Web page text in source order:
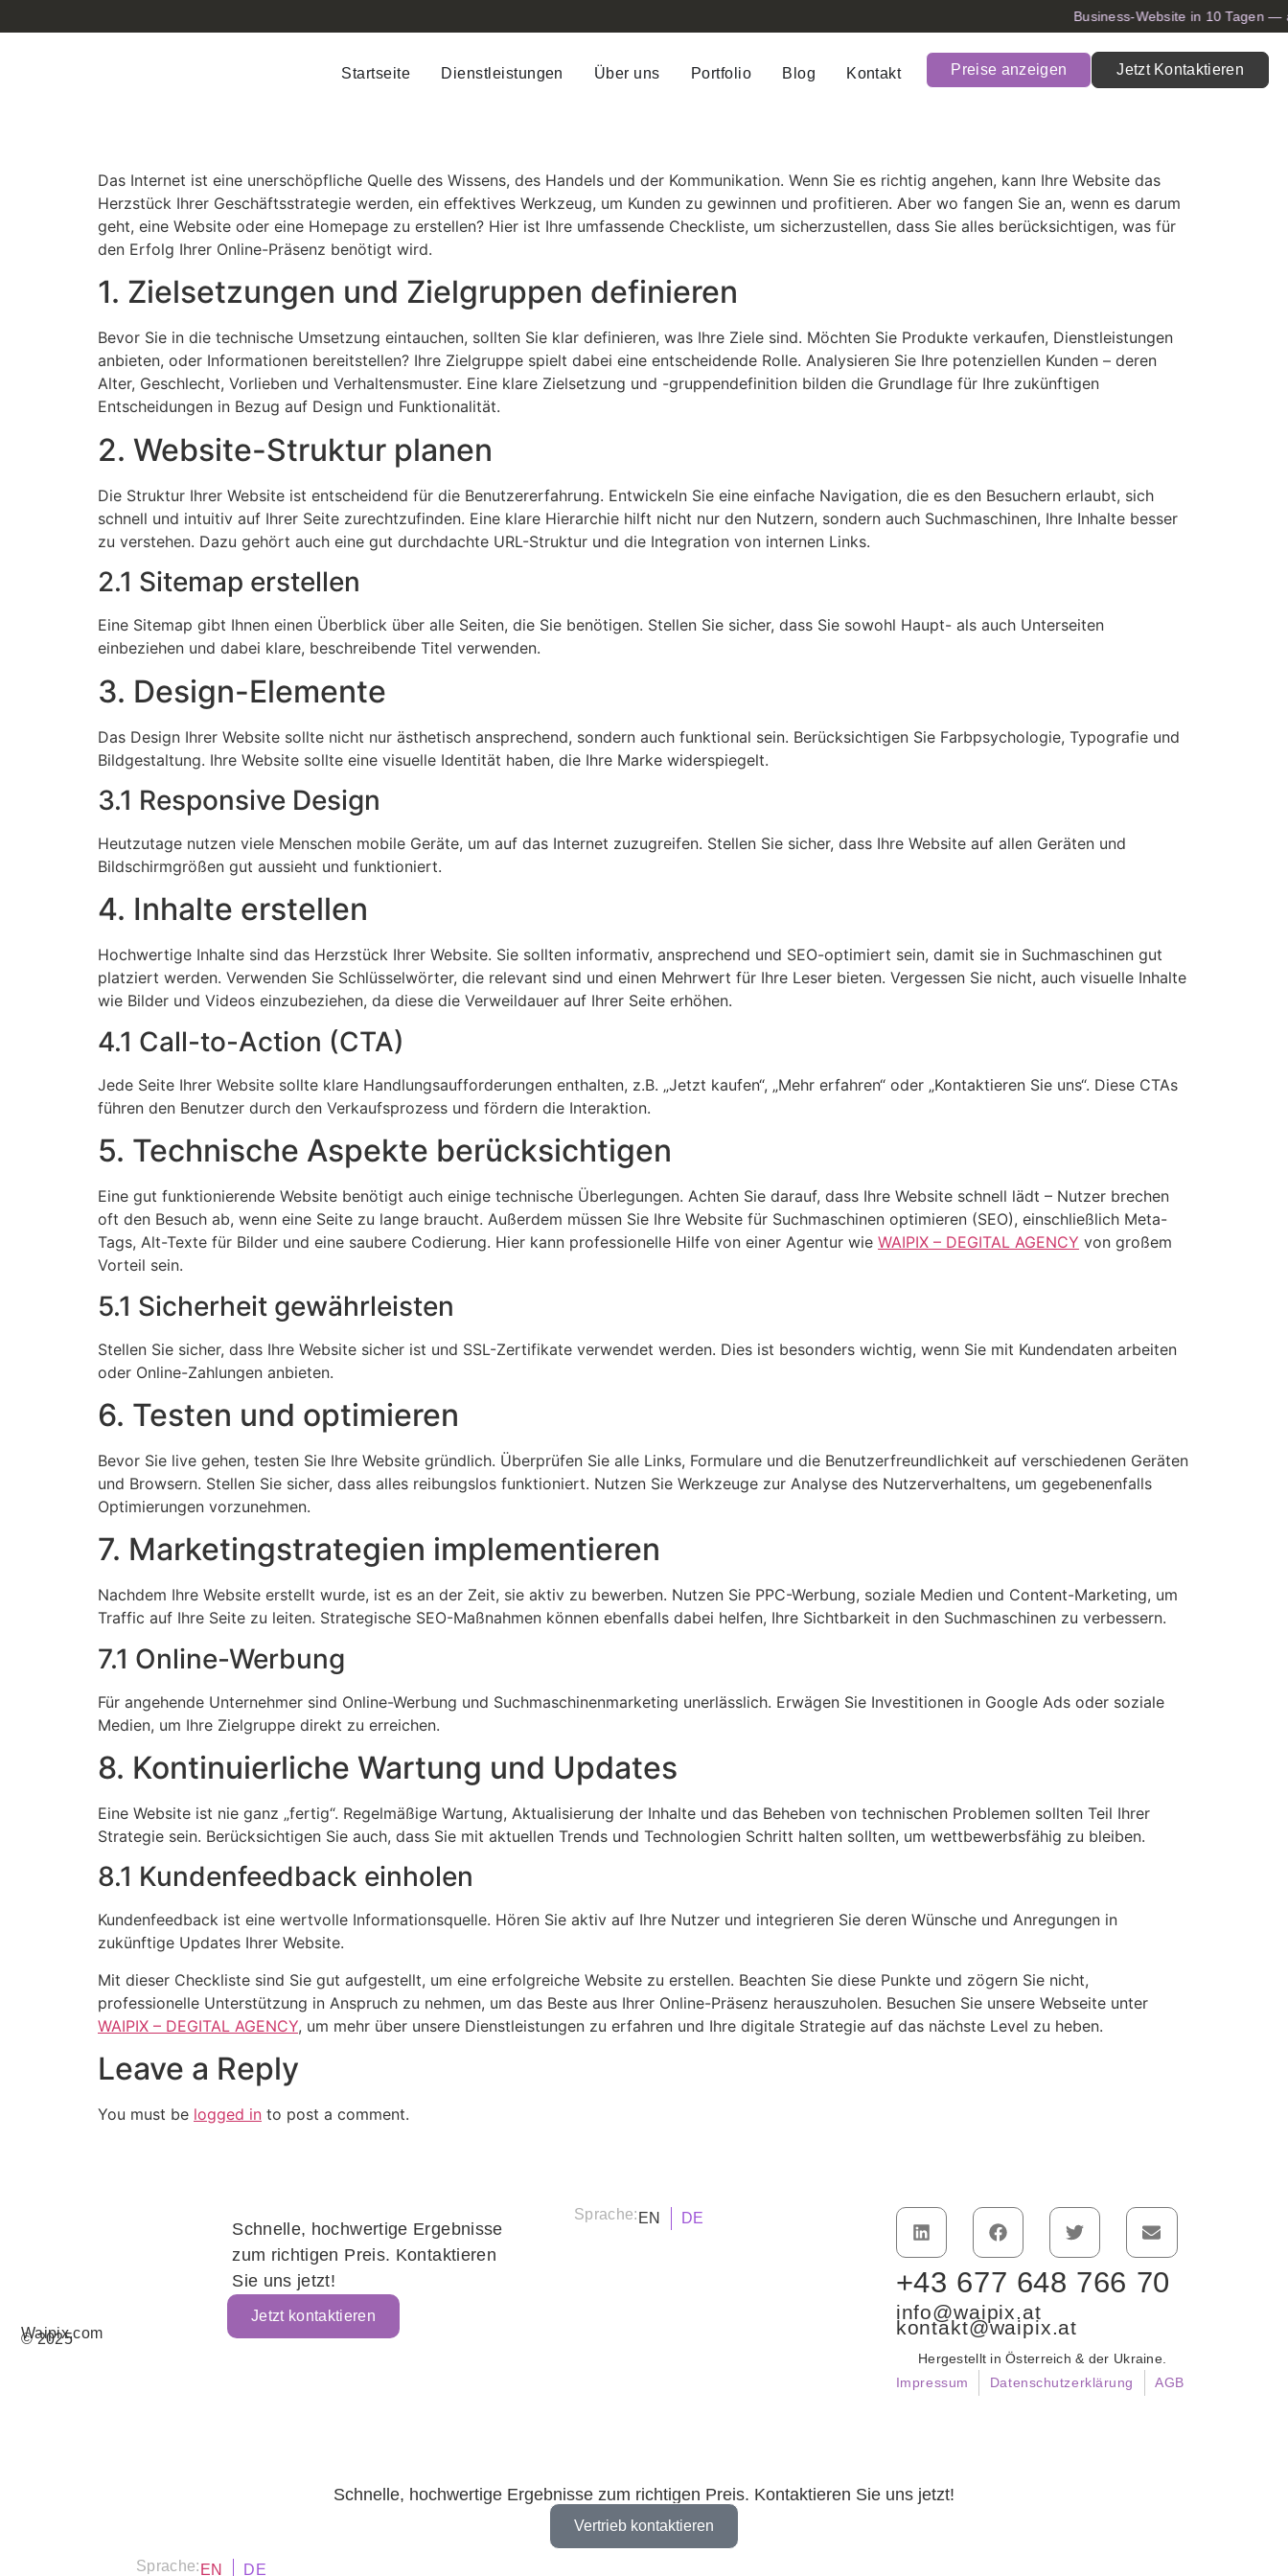
Business-Website in 10
Startseite Dienstleistungen Über uns Portfolio Blog Kontakt Preise anzeigen Jetzt Kontaktieren
Das Internet ist eine unerschöpfliche Quelle des Wissens, des Handels und der Kommunikation. Wenn Sie es richtig angehen, kann Ihre Website das
Herzstück Ihrer Geschäftsstrategie werden, ein effektives Werkzeug, um Kunden zu gewinnen und profitieren. Aber wo fangen Sie an, wenn es darum
geht, eine Website oder eine Homepage zu erstellen? Hier ist Ihre umfassende Checkliste, um sicherzustellen, dass Sie alles berücksichtigen, was für
den Erfolg Ihrer Online-Präsenz benötigt wird.
1. Zielsetzungen und Zielgruppen definieren
Bevor Sie in die technische Umsetzung eintauchen, sollten Sie klar definieren, was Ihre Ziele sind. Möchten Sie Produkte verkaufen, Dienstleistungen
anbieten, oder Informationen bereitstellen? Ihre Zielgruppe spielt dabei eine entscheidende Rolle. Analysieren Sie Ihre potenziellen Kunden – deren
Alter, Geschlecht, Vorlieben und Verhaltensmuster. Eine klare Zielsetzung und -gruppendefinition bilden die Grundlage für Ihre zukünftigen
Entscheidungen in Bezug auf Design und Funktionalität.
2. Website-Struktur planen
Die Struktur Ihrer Website ist entscheidend für die Benutzererfahrung. Entwickeln Sie eine einfache Navigation, die es den Besuchern erlaubt, sich
schnell und intuitiv auf Ihrer Seite zurechtzufinden. Eine klare Hierarchie hilft nicht nur den Nutzern, sondern auch Suchmaschinen, Ihre Inhalte besser
zu verstehen. Dazu gehört auch eine gut durchdachte URL-Struktur und die Integration von internen Links.
2.1 Sitemap erstellen
Eine Sitemap gibt Ihnen einen Überblick über alle Seiten, die Sie benötigen. Stellen Sie sicher, dass Sie sowohl Haupt- als auch Unterseiten
einbeziehen und dabei klare, beschreibende Titel verwenden.
3. Design-Elemente
Das Design Ihrer Website sollte nicht nur ästhetisch ansprechend, sondern auch funktional sein. Berücksichtigen Sie Farbpsychologie, Typografie und
Bildgestaltung. Ihre Website sollte eine visuelle Identität haben, die Ihre Marke widerspiegelt.
3.1 Responsive Design
Heutzutage nutzen viele Menschen mobile Geräte, um auf das Internet zuzugreifen. Stellen Sie sicher, dass Ihre Website auf allen Geräten und
Bildschirmgrößen gut aussieht und funktioniert.
4. Inhalte erstellen
Hochwertige Inhalte sind das Herzstück Ihrer Website. Sie sollten informativ, ansprechend und SEO-optimiert sein, damit sie in Suchmaschinen gut
platziert werden. Verwenden Sie Schlüsselwörter, die relevant sind und einen Mehrwert für Ihre Leser bieten. Vergessen Sie nicht, auch visuelle Inhalte
wie Bilder und Videos einzubeziehen, da diese die Verweildauer auf Ihrer Seite erhöhen.
4.1 Call-to-Action (CTA)
Jede Seite Ihrer Website sollte klare Handlungsaufforderungen enthalten, z.B. „Jetzt kaufen“, „Mehr erfahren“ oder „Kontaktieren Sie uns“. Diese CTAs
führen den Benutzer durch den Verkaufsprozess und fördern die Interaktion.
5. Technische Aspekte berücksichtigen
Eine gut funktionierende Website benötigt auch einige technische Überlegungen. Achten Sie darauf, dass Ihre Website schnell lädt – Nutzer brechen
oft den Besuch ab, wenn eine Seite zu lange braucht. Außerdem müssen Sie Ihre Website für Suchmaschinen optimieren (SEO), einschließlich Meta-
Tags, Alt-Texte für Bilder und eine saubere Codierung. Hier kann professionelle Hilfe von einer Agentur wie WAIPIX – DEGITAL AGENCY von großem
Vorteil sein.
5.1 Sicherheit gewährleisten
Stellen Sie sicher, dass Ihre Website sicher ist und SSL-Zertifikate verwendet werden. Dies ist besonders wichtig, wenn Sie mit Kundendaten arbeiten
oder Online-Zahlungen anbieten.
6. Testen und optimieren
Bevor Sie live gehen, testen Sie Ihre Website gründlich. Überprüfen Sie alle Links, Formulare und die Benutzerfreundlichkeit auf verschiedenen Geräten
und Browsern. Stellen Sie sicher, dass alles reibungslos funktioniert. Nutzen Sie Werkzeuge zur Analyse des Nutzerverhaltens, um gegebenenfalls
Optimierungen vorzunehmen.
7. Marketingstrategien implementieren
Nachdem Ihre Website erstellt wurde, ist es an der Zeit, sie aktiv zu bewerben. Nutzen Sie PPC-Werbung, soziale Medien und Content-Marketing, um
Traffic auf Ihre Seite zu leiten. Strategische SEO-Maßnahmen können ebenfalls dabei helfen, Ihre Sichtbarkeit in den Suchmaschinen zu verbessern.
7.1 Online-Werbung
Für angehende Unternehmer sind Online-Werbung und Suchmaschinenmarketing unerlässlich. Erwägen Sie Investitionen in Google Ads oder soziale
Medien, um Ihre Zielgruppe direkt zu erreichen.
8. Kontinuierliche Wartung und Updates
Eine Website ist nie ganz „fertig“. Regelmäßige Wartung, Aktualisierung der Inhalte und das Beheben von technischen Problemen sollten Teil Ihrer
Strategie sein. Berücksichtigen Sie auch, dass Sie mit aktuellen Trends und Technologien Schritt halten sollten, um wettbewerbsfähig zu bleiben.
8.1 Kundenfeedback einholen
Kundenfeedback ist eine wertvolle Informationsquelle. Hören Sie aktiv auf Ihre Nutzer und integrieren Sie deren Wünsche und Anregungen in
zukünftige Updates Ihrer Website.
Mit dieser Checkliste sind Sie gut aufgestellt, um eine erfolgreiche Website zu erstellen. Beachten Sie diese Punkte und zögern Sie nicht,
professionelle Unterstützung in Anspruch zu nehmen, um das Beste aus Ihrer Online-Präsenz herauszuholen. Besuchen Sie unsere Webseite unter
WAIPIX – DEGITAL AGENCY, um mehr über unsere Dienstleistungen zu erfahren und Ihre digitale Strategie auf das nächste Level zu heben.
Leave a Reply
You must be logged in to post a comment.
Waipix.com
© 2025
Schnelle, hochwertige Ergebnisse
zum richtigen Preis. Kontaktieren
Sie uns jetzt!
Jetzt kontaktieren
Sprache: EN DE
+43 677 648 766 70
info@waipix.at
kontakt@waipix.at
Hergestellt in Österreich & der Ukraine.
Impressum
Datenschutzerklärung AGB
Schnelle, hochwertige Ergebnisse zum richtigen Preis. Kontaktieren Sie uns jetzt!
Vertrieb kontaktieren
Sprache: EN DE